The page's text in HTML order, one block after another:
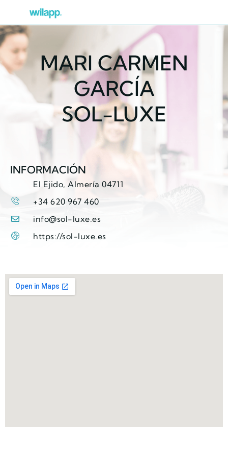
MARI CARMEN
GARCÍA
SOL-LUXE
INFORMACIÓN
El Ejido, Almería 04711
+34 620 967 460
info@sol-luxe.es
https://sol-luxe.es